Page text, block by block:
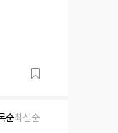
순최신순